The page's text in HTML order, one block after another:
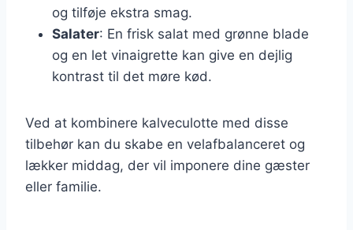
og tilføje ekstra smag.
Salater: En frisk salat med grønne blade
og en let vinaigrette kan give en dejlig
kontrast til det møre kød.
Ved at kombinere kalveculotte med disse
tilbehør kan du skabe en velafbalanceret og
lækker middag, der vil imponere dine gæster
eller familie.